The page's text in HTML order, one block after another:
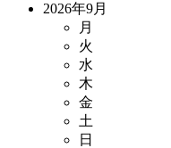
2026年9月
月
火
水
木
金
土
日